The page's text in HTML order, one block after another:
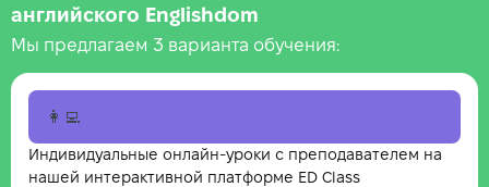
английского Englishdom
Мы предлагаем 3 варианта обучения:
👩‍💻
Индивидуальные онлайн-уроки с преподавателем на
нашей интерактивной платформе ED Class